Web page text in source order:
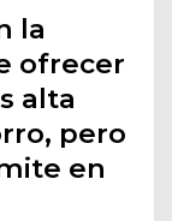
la
ofrecer
alta
pero
en